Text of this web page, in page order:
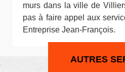
murs dans la ville de
pas à faire appel aux
Entreprise Jean-François.
AUTRES